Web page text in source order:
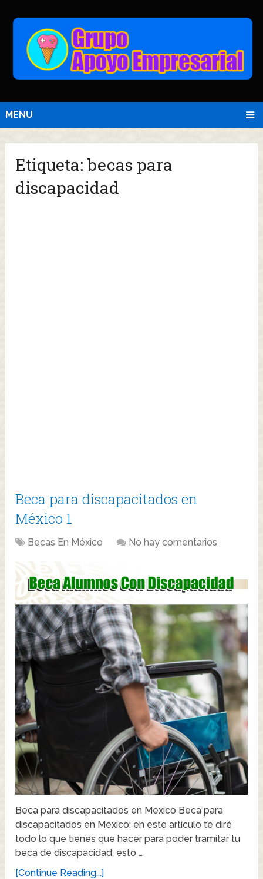
MENU
Etiqueta:becas para
discapacidad
Beca para discapacitados en
México 1
Becas En México No hay comentarios
Beca para discapacitados en México Beca para
discapacitados en México: en este articulo te diré
todo lo que tienes que hacer para poder tramitar tu
beca de discapacidad, esto …
[Continue Reading...]